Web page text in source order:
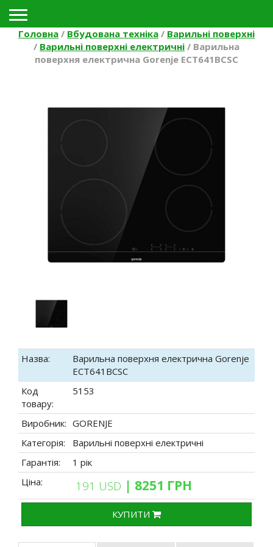
Головна / Вбудована техніка / Варильні поверхні
/ Варильні поверхні електричні / Варильна
поверхня електрична Gorenje ECT641BCSC
Назва:
Варильна поверхня електрична Gorenje
ECT641BCSC
Код
товару:
5153
Виробник: GORENJE
Категорія:
Варильні поверхні електричні
Гарантія:
1 рік
Ціна:
191 USD | 8251 ГРН
КУПИТИ